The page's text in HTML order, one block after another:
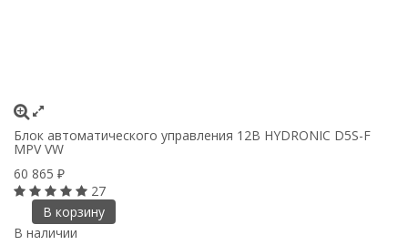
Блок автоматического управления 12В HYDRONIC D5S-F
MPV VW
60 865 ₽
27
В корзину
В наличии